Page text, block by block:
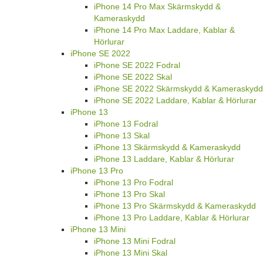
iPhone 14 Pro Max Skärmskydd &
Kameraskydd
iPhone 14 Pro Max Laddare, Kablar &
Hörlurar
iPhone SE 2022
iPhone SE 2022 Fodral
iPhone SE 2022 Skal
iPhone SE 2022 Skärmskydd & Kameraskydd
iPhone SE 2022 Laddare, Kablar & Hörlurar
iPhone 13
iPhone 13 Fodral
iPhone 13 Skal
iPhone 13 Skärmskydd & Kameraskydd
iPhone 13 Laddare, Kablar & Hörlurar
iPhone 13 Pro
iPhone 13 Pro Fodral
iPhone 13 Pro Skal
iPhone 13 Pro Skärmskydd & Kameraskydd
iPhone 13 Pro Laddare, Kablar & Hörlurar
iPhone 13 Mini
iPhone 13 Mini Fodral
iPhone 13 Mini Skal